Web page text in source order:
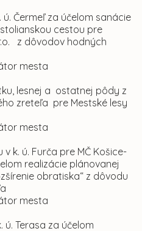
Čermeľ za účelom sanácie
cestou pre
z dôvodov hodných
mesta
lesnej a ostatnej pôdy z
zreteľa pre Mestské lesy
mesta
k. ú. Furča pre MČ Košice-
realizácie plánovanej
obratiska“ z dôvodu
mesta
ú. Terasa za účelom